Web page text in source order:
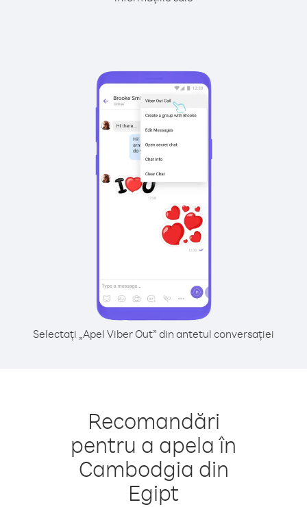
Selectați „Apel Viber Out” din antetul conversației
Recomandări
pentru a apela în
Cambodgia din
Egipt